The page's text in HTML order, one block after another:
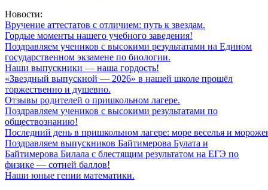
Новости:
Вручение аттестатов с отличием: путь к звездам.
Гордые моменты нашего учебного заведения!
Поздравляем учеников с высокими результатами на Едином
государственном экзамене по биологии.
Наши выпускники — наша гордость!
«Звездный выпускной — 2026» в нашей школе прошёл
торжественно и душевно.
Отзывы родителей о пришкольном лагере.
Поздравляем учеников с высокими результатами по
обществознанию!
Последний день в пришкольном лагере: море веселья и
Поздравляем выпускников Байтимерова Булата и
Байтимерова Билала с блестящим результатом на ЕГЭ по
физике — сотней баллов!
Наши юные гении математики.